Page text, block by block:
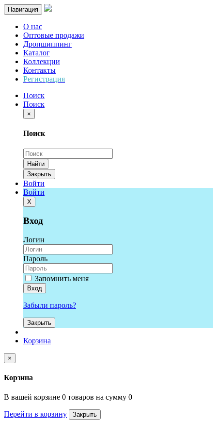
Навигация
О нас
Оптовые продажи
Дропшиппинг
Каталог
Коллекции
Контакты
Регистрация
Поиск
Поиск
×
Поиск
Найти
Закрыть
Войти
Войти
Х
Вход
Логин
Пароль
Запомнить меня
Вход
Забыли пароль?
Закрыть
Корзина
×
Корзина
В вашей корзине 0 товаров на сумму 0
Перейти в корзину Закрыть